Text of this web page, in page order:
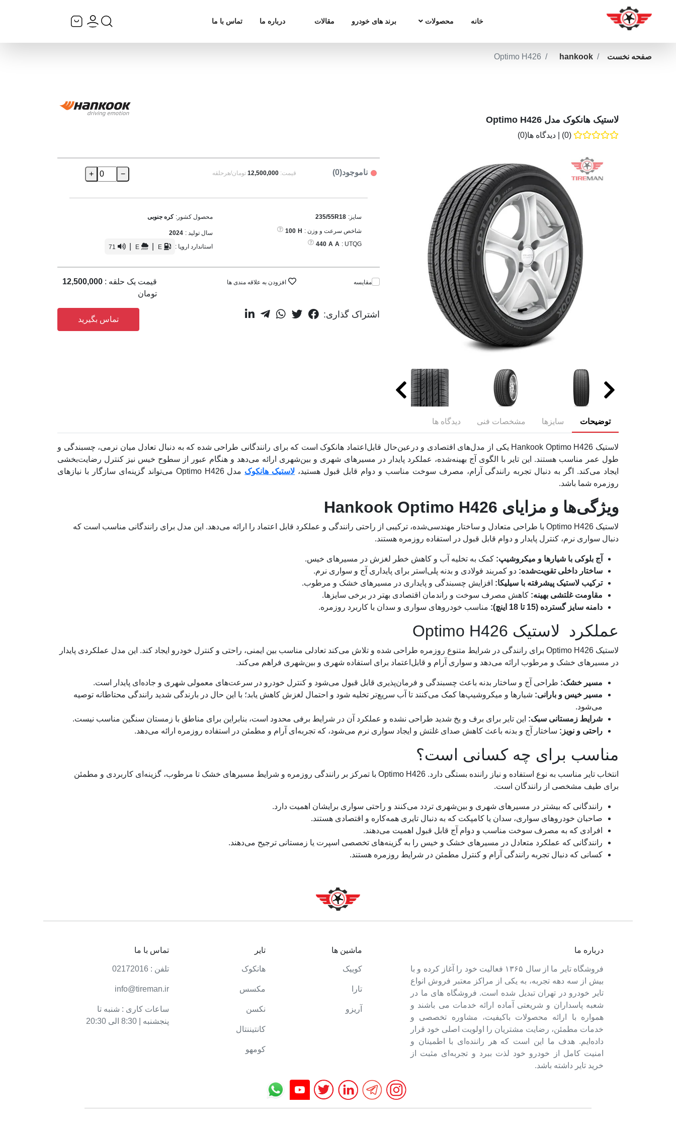
خانه محصولات برند های خودرو مقالات درباره ما تماس با ما
صفحه نخست hankook
Optimo H426
لاستیک هانکوک مدل Optimo H426
(0) دیدگاه ها(0)
ناموجود(0) قیمت:12,500,000 تومان/هرحلقه −
+
سایز: 235/55R18
شاخص سرعت و وزن : H
100
UTQG :
A
A
440
محصول کشور: کره جنوبی
سال تولید : 2024
استاندارد اروپا :
E
E
71
مقایسه افزودن به علاقه مندی ها قیمت یک حلقه : 12,500,000
تومان
اشتراک گذاری: تماس بگیرید
توضیحات سایزها مشخصات فنی دیدگاه ها
لاستیک Hankook Optimo H426 یکی از مدل‌های اقتصادی و درعین‌حال قابل‌اعتماد هانکوک است که برای رانندگانی طراحی شده که به دنبال تعادل میان نرمی، چسبندگی و
طول عمر مناسب هستند. این تایر با الگوی آج بهینه‌شده، عملکرد پایدار در مسیرهای شهری و بین‌شهری ارائه می‌دهد و هنگام عبور از سطوح خیس نیز کنترل رضایت‌بخشی
ایجاد می‌کند. اگر به دنبال تجربه رانندگی آرام، مصرف سوخت مناسب و دوام قابل قبول هستید، لاستیک هانکوک
مدل Optimo H426 می‌تواند گزینه‌ای سازگار با نیازهای
روزمره شما باشد.
ویژگی‌ها و مزایای Hankook Optimo H426
لاستیک Optimo H426 با طراحی متعادل و ساختار مهندسی‌شده، ترکیبی از راحتی رانندگی و عملکرد قابل اعتماد را ارائه می‌دهد. این مدل برای رانندگانی مناسب است که
دنبال سواری نرم، کنترل پایدار و دوام قابل قبول در استفاده روزمره هستند.
آج بلوکی با شیارها و میکروشیپ: کمک به تخلیه آب و کاهش خطر لغزش در مسیرهای خیس.
ساختار داخلی تقویت‌شده: دو کمربند فولادی و بدنه پلی‌استر برای پایداری آج و سواری نرم.
ترکیب لاستیک پیشرفته با سیلیکا: افزایش چسبندگی و پایداری در مسیرهای خشک و مرطوب.
مقاومت غلتشی بهینه: کاهش مصرف سوخت و راندمان اقتصادی بهتر در برخی سایزها.
دامنه سایز گسترده (15 تا 18 اینچ):
مناسب خودروهای سواری و سدان با کاربرد روزمره.
عملکرد لاستیک Optimo H426
لاستیک Optimo H426 برای رانندگی در شرایط متنوع روزمره طراحی شده و تلاش می‌کند تعادلی مناسب بین ایمنی، راحتی و کنترل خودرو ایجاد کند. این مدل عملکردی پایدار
در مسیرهای خشک و مرطوب ارائه می‌دهد و سواری آرام و قابل‌اعتماد برای استفاده شهری و بین‌شهری فراهم می‌کند.
مسیر خشک: طراحی آج و ساختار بدنه باعث چسبندگی و فرمان‌پذیری قابل قبول می‌شود و کنترل خودرو در سرعت‌های معمولی شهری و جاده‌ای پایدار است.
مسیر خیس و بارانی: شیارها و میکروشیپ‌ها کمک می‌کنند تا آب سریع‌تر تخلیه شود و احتمال لغزش کاهش یابد؛ با این حال در بارندگی شدید رانندگی محتاطانه توصیه
می‌شود.
شرایط زمستانی سبک: این تایر برای برف و یخ شدید طراحی نشده و عملکرد آن در شرایط برفی محدود است، بنابراین برای مناطق با زمستان سنگین مناسب نیست.
راحتی و نویز: ساختار آج و بدنه باعث کاهش صدای غلتش و ایجاد سواری نرم می‌شود، که تجربه‌ای آرام و مطمئن در استفاده روزمره ارائه می‌دهد.
مناسب برای چه کسانی است؟
انتخاب تایر مناسب به نوع استفاده و نیاز راننده بستگی دارد. Optimo H426 با تمرکز بر رانندگی روزمره و شرایط مسیرهای خشک تا مرطوب، گزینه‌ای کاربردی و مطمئن
برای طیف مشخصی از رانندگان است.
رانندگانی که بیشتر در مسیرهای شهری و بین‌شهری تردد می‌کنند و راحتی سواری برایشان اهمیت دارد.
صاحبان خودروهای سواری، سدان یا کامپکت که به دنبال تایری همه‌کاره و اقتصادی هستند.
افرادی که به مصرف سوخت مناسب و دوام آج قابل قبول اهمیت می‌دهند.
رانندگانی که عملکرد متعادل در مسیرهای خشک و خیس را به گزینه‌های تخصصی اسپرت یا زمستانی ترجیح می‌دهند.
کسانی که دنبال تجربه رانندگی آرام و کنترل مطمئن در شرایط روزمره هستند.
درباره ما
فروشگاه تایر ما از سال ۱۳۶۵ فعالیت خود را آغاز کرده و با
بیش از سه دهه تجربه، به یکی از مراکز معتبر فروش انواع
تایر خودرو در تهران تبدیل شده است. فروشگاه های ما در
شعبه پاسداران و شریعتی آماده ارائه خدمات می باشند و
همواره با ارائه محصولات باکیفیت، مشاوره تخصصی و
خدمات مطمئن، رضایت مشتریان را اولویت اصلی خود قرار
داده‌ایم. هدف ما این است که هر راننده‌ای با اطمینان و
امنیت کامل از خودرو خود لذت ببرد و تجربه‌ای مثبت از
خرید تایر داشته باشد.
ماشین ها
کوییک
تارا
آریزو
تایر
هانکوک
مکسس
نکسن
کانتیننتال
کومهو
تماس با ما
تلفن : 02172016
info@tireman.ir
ساعات کاری : شنبه تا
پنجشنبه | 8:30 الی 20:30